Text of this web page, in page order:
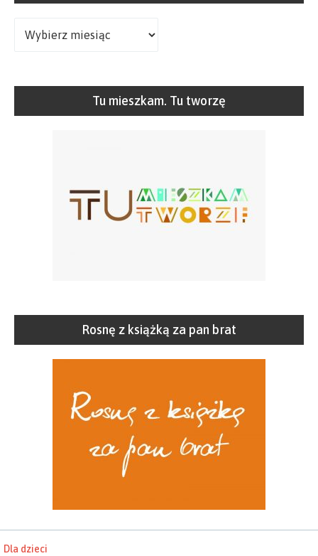
Tu mieszkam. Tu tworzę
Rosnę z książką za pan brat
Dla dzieci